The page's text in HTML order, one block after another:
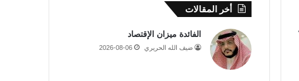
أخر المقالات
الفائدة ميزان الإقتصاد
ضيف الله الحريري 2026-08-06